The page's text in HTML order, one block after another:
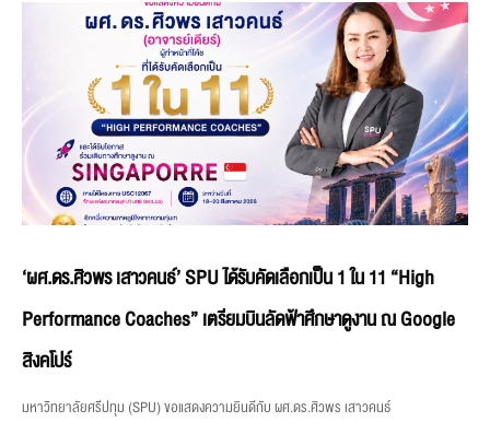
‘ผศ.ดร.ศิวพร เสาวคนธ์’ SPU ได้รับคัดเลือกเป็น 1 ใน 11 “High
Performance Coaches” เตรียมบินลัดฟ้าศึกษาดูงาน ณ Google
สิงคโปร์
มหาวิทยาลัยศรีปทุม (SPU) ขอแสดงความยินดีกับ ผศ.ดร.ศิวพร เสาวคนธ์